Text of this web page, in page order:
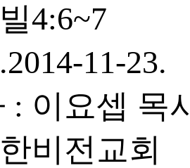
4:6~7
11-23.
: 이요셉 목
비전교회